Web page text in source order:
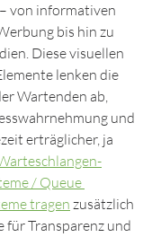
von informativen
bis hin zu
Diese visuellen
lenken die
Wartenden ab,
und
erträglicher, ja
/ Queue
tragen zusätzlich
für Transparenz und